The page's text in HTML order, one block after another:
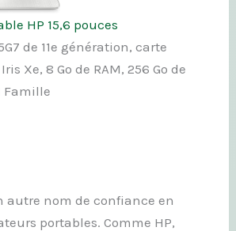
HP 15,6 pouces
de 11e génération, carte
Xe, 8 Go de RAM, 256 Go de
Famille
autre nom de confiance en
portables. Comme HP,